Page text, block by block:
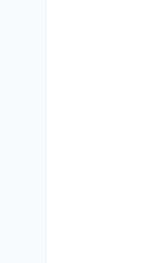
Vui lòng đăng nhập bằng